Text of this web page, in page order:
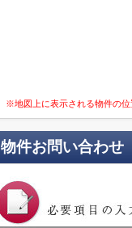
※地図上に表示される物件の位
物件お問い合わせ